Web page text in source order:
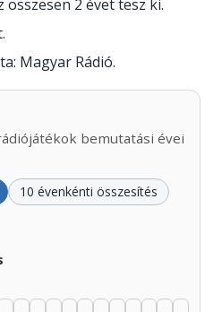
összesen 2 évet tesz ki.
Magyar Rádió.
bemutatási évei
10 évenkénti összesítés